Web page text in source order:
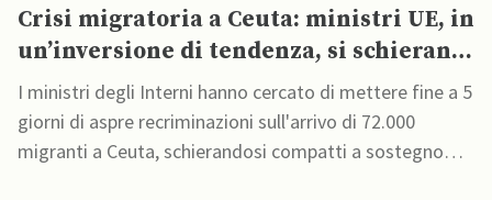
Crisi migratoria a Ceuta: ministri UE, in
un’inversione di tendenza, si schierano
a sostegno della Spagna
I ministri degli Interni hanno cercato di mettere fine a 5
giorni di aspre recriminazioni sull'arrivo di 72.000
migranti a Ceuta, schierandosi compatti a sostegno